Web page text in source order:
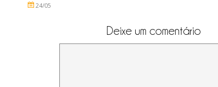
24/05
Deixe um comentário